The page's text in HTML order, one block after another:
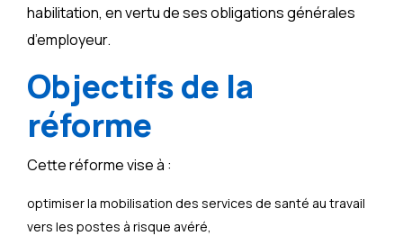
habilitation, en vertu de ses obligations générales
d’employeur.
Objectifs de la
réforme
Cette réforme vise à :
optimiser la mobilisation des services de santé au travail
vers les postes à risque avéré,